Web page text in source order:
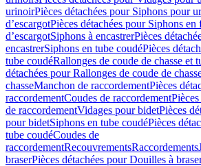
urinoirPièces détachées pour Siphons pour
d’escargotPièces détachées pour Siphons en
d’escargotSiphons à encastrerPièces
encastrerSiphons en tube coudéPièces
tube coudéRallonges de coude de chasse et
détachées pour Rallonges de coude de
chasseManchon de raccordementPièces
raccordementCoudes de raccordement
de raccordementVidages pour bidetPièces
pour bidetSiphons en tube coudéPièces
tube coudéCoudes de
raccordementRecouvrementsRaccordements
braserPièces détachées pour Douilles à